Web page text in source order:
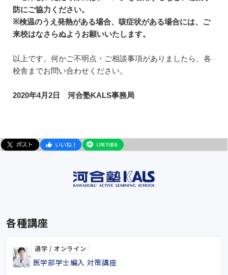
防にご協力ください。
※検温のうえ発熱がある場合、咳症状がある場合には、ご
来校はなさらぬようお願いいたします。
以上です。何かご不明点・ご相談事項がありましたら、各
校舎までお問い合わせください。
2020年4月2日 河合塾KALS事務局
各種講座
通学 / オンライン
医学部学士編入 対策講座